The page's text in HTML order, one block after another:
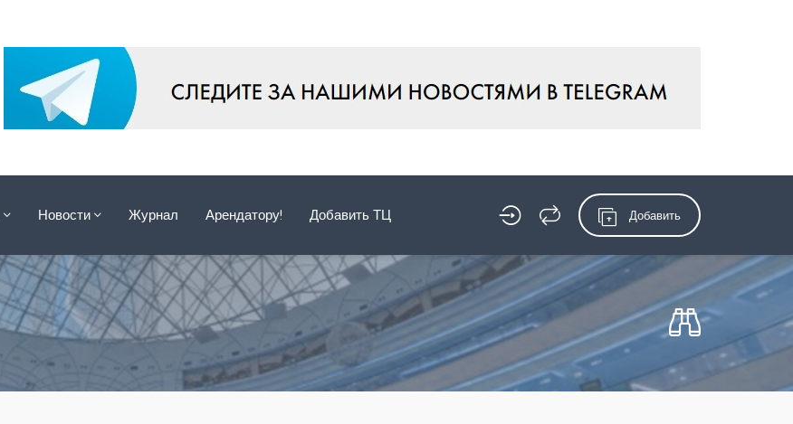
Новости Журнал Арендатору! Добавить ТЦ Добавить